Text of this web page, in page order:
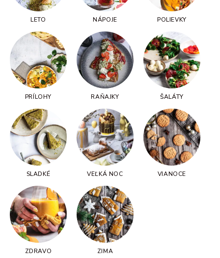
LETO NÁPOJE POLIEVKY
PRÍLOHY RAŇAJKY ŠALÁTY
SLADKÉ VEĽKÁ NOC VIANOCE
ZDRAVO ZIMA